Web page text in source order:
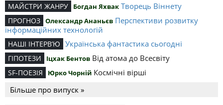
МАЙСТРИ ЖАНРУ Богдан Яхвак Творець Віннету
ПРОГНОЗ Олександр Ананьєв Перспективи розвитку
інформаційних технологій
НАШІ ІНТЕРВ’Ю Українська фантастика сьогодні
ГІПОТЕЗИ Іцхак Бентов Від атома до Всесвіту
SF-ПОЕЗІЯ Юрко Чорній Космічні вірші
Більше про випуск »